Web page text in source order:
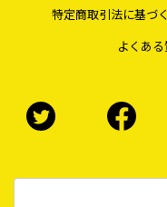
特定商取引法に基づ
よくあ